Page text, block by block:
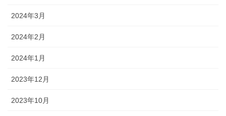
2024年3月
2024年2月
2024年1月
2023年12月
2023年10月